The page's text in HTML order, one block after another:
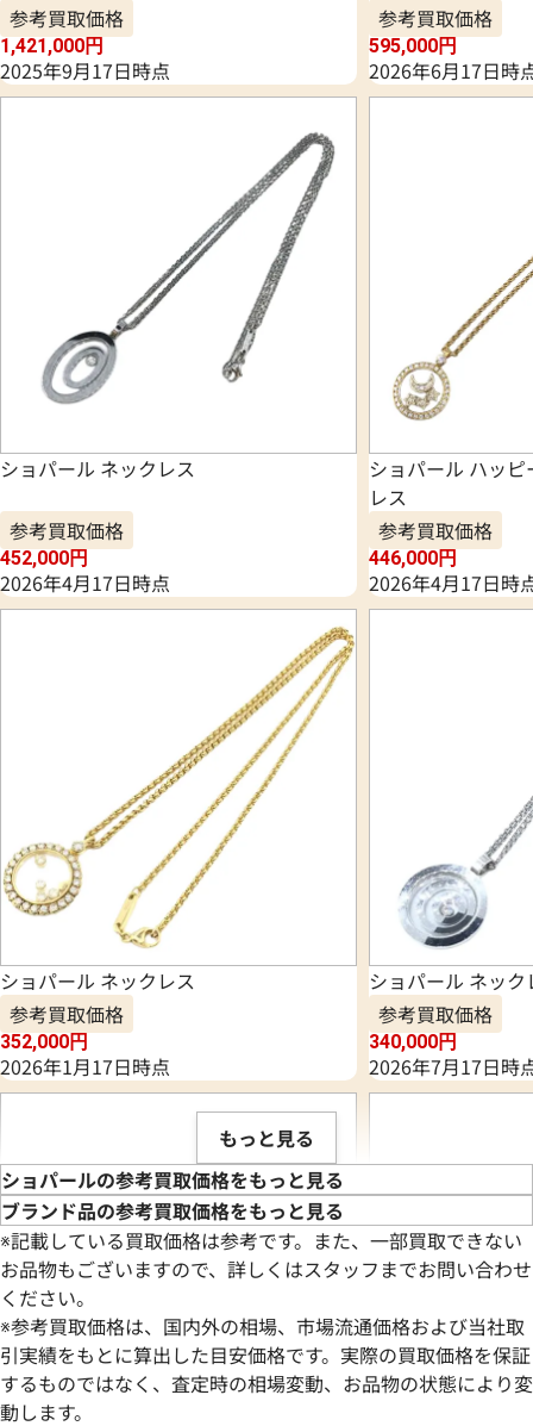
参考買取価格
1,421,000円
2025年9月17日時点
参考買取価格
595,000円
2026年6月17日時
ショパール ネックレス
参考買取価格
452,000円
2026年4月17日時点
ショパール ハッ
レス
参考買取価格
446,000円
2026年4月17日時
ショパール ネックレス
参考買取価格
352,000円
2026年1月17日時点
ショパール ネック
参考買取価格
340,000円
2026年7月17日時
もっと見る
ショパールの参考買取価格をもっと見る
ブランド品の参考買取価格をもっと見る
※記載している買取価格は参考です。また、一部買取できない
お品物もございますので、詳しくはスタッフまでお問い合わせ
ください。
※参考買取価格は、国内外の相場、市場流通価格および当社取
引実績をもとに算出した目安価格です。実際の買取価格を保証
するものではなく、査定時の相場変動、お品物の状態により変
動します。